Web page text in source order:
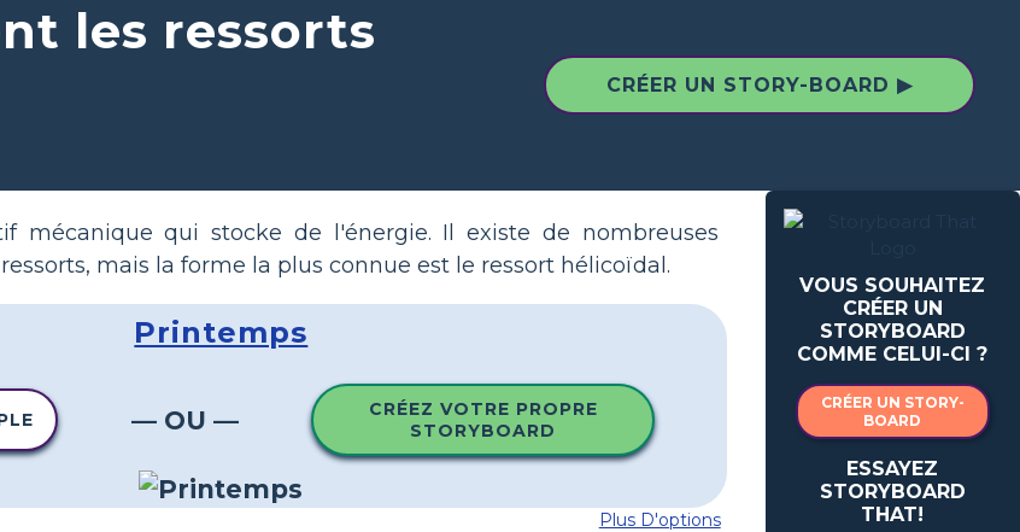
les ressorts
CRÉER UN STORY-BOARD ▶
VOUS SOUHAITEZ
CRÉER UN
STORYBOARD
COMME CELUI-CI ?
CRÉER UN STORY-
BOARD
ESSAYEZ
STORYBOARD
THAT!
mécanique qui stocke de l'énergie. Il existe de nombreuses
mais la forme la plus connue est le ressort hélicoïdal.
Printemps
— OU —
CRÉEZ VOTRE PROPRE
STORYBOARD
Plus D'options